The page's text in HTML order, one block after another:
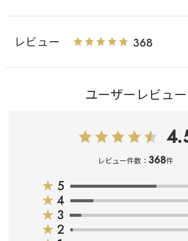
レビュー 368
ユーザーレビュー
レビュー件数：368件
★ 5
★ 4
★ 3
★ 2